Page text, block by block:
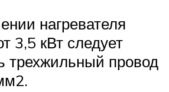
нагревателя
3,5 кВт следует
трехжильный провод